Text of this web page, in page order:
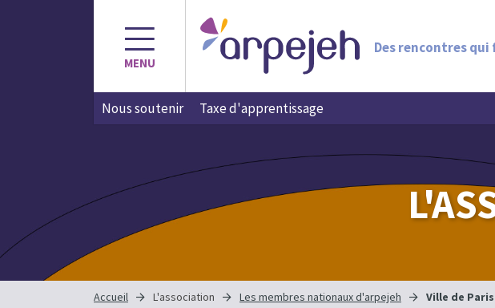
MENU
Des rencontres
Nous soutenir Taxe d'apprentissage
Accueil L'association Les membres nationaux d'arpejeh Ville de Paris